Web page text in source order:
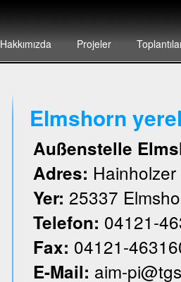
Hakkımızda Projeler
Elmshorn
Außenstelle
Adres:
Yer: 25337
Telefon: 04121-
Fax: 04121-
E-Mail: aim-